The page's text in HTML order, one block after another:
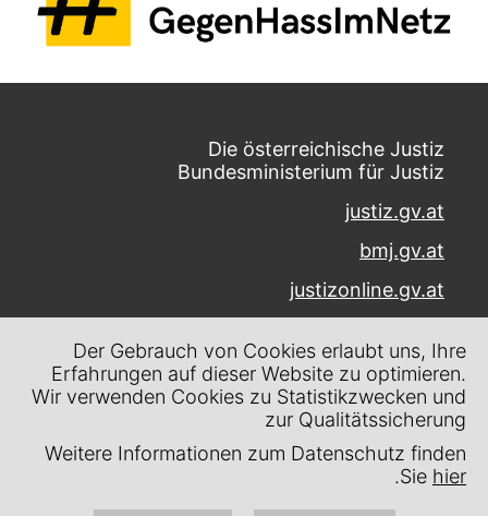
Die österreichische Justiz
Bundesministerium für Justiz
justiz.gv.at
bmj.gv.at
justizonline.gv.at
Museumstraße 7
1070 Wien
Kontakt
Impressum
Der Gebrauch von Cookies erlaubt uns, Ihre
Erfahrungen auf dieser Website zu optimieren.
Wir verwenden Cookies zu Statistikzwecken und
zur Qualitätssicherung
Weitere Informationen zum Datenschutz finden
Sie hier
.